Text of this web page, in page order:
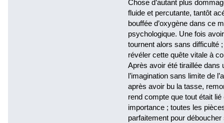
Chose d’autant plus
fluide et percutante, tantôt
bouffée d’oxygène dans ce
psychologique. Une fois
tournent alors sans difficulté
révéler cette quête vitale à
Après avoir été tiraillée dans
l’imagination sans limite de
après avoir bu la tasse,
rend compte que tout était
importance ; toutes les
parfaitement pour